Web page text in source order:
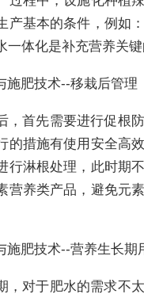
产基本的条件，例如：
体化是补充营养关键
施肥技术--移栽后管理
，首先需要进行促根
的措施有使用安全高
行淋根处理，此时期
营养类产品，避免元
施肥技术--营养生长期
，对于肥水的需求不